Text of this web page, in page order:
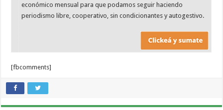
económico mensual para que podamos seguir haciendo
periodismo libre, cooperativo, sin condicionantes y autogestivo.
[fbcomments]